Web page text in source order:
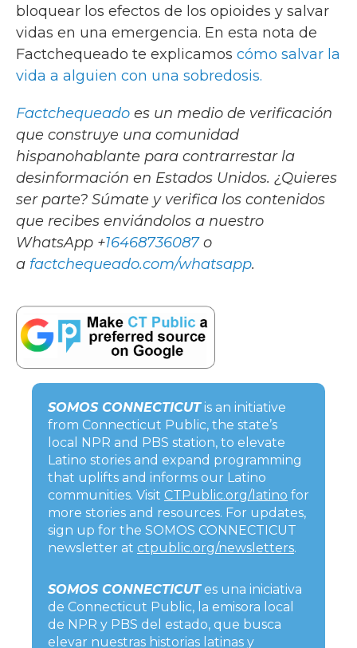
bloquear los efectos de los opioides y salvar
vidas en una emergencia. En esta nota de
Factchequeado te explicamos cómo salvar la
vida a alguien con una sobredosis.
Factchequeado es un medio de verificación
que construye una comunidad
hispanohablante para contrarrestar la
desinformación en Estados Unidos. ¿Quieres
ser parte? Súmate y verifica los contenidos
que recibes enviándolos a nuestro
WhatsApp +16468736087o
a factchequeado.com/whatsapp.
SOMOS CONNECTICUTis an initiative
from Connecticut Public, the state’s
local NPR and PBS station, to elevate
Latino stories and expand programming
that uplifts and informs our Latino
communities. Visit CTPublic.org/latino for
more stories and resources. For updates,
sign up for the SOMOS CONNECTICUT
newsletter at ctpublic.org/newsletters.
SOMOS CONNECTICUTes una iniciativa
de Connecticut Public, la emisora local
de NPR y PBS del estado, que busca
elevar nuestras historias latinas y